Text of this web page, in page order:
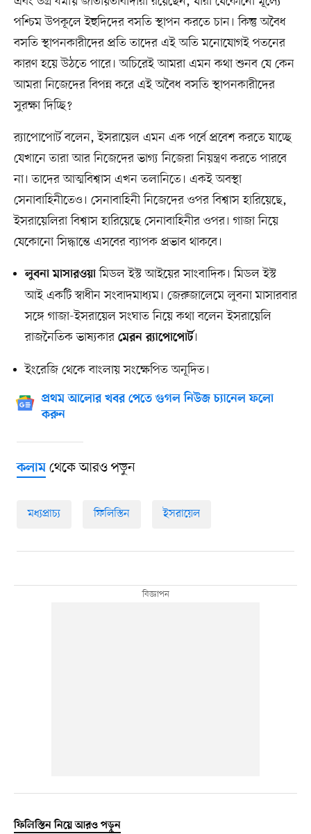
পশ্চিম উপকূলে ইহুদিদের বসতি স্থাপন করতে চান। কিন্তু অবৈধ
বসতি স্থাপনকারীদের প্রতি তাদের এই অতি মনোযোগই পতনের
কারণ হয়ে উঠতে পারে। অচিরেই আমরা এমন কথা শুনব যে কেন
আমরা নিজেদের বিপন্ন করে এই অবৈধ বসতি স্থাপনকারীদের
সুরক্ষা দিচ্ছি?
র‌্যাপোপোর্ট বলেন, ইসরায়েল এমন এক পর্বে প্রবেশ করতে যাচ্ছে
যেখানে তারা আর নিজেদের ভাগ্য নিজেরা নিয়ন্ত্রণ করতে পারবে
না। তাদের আত্মবিশ্বাস এখন তলানিতে। একই অবস্থা
সেনাবাহিনীতেও। সেনাবাহিনী নিজেদের ওপর বিশ্বাস হারিয়েছে,
ইসরায়েলিরা বিশ্বাস হারিয়েছে সেনাবাহিনীর ওপর। গাজা নিয়ে
যেকোনো সিদ্ধান্তে এসবের ব্যাপক প্রভাব থাকবে।
লুবনা মাসারওয়ামিডল ইস্ট আইয়ের সাংবাদিক। মিডল ইস্ট
আই একটি স্বাধীন সংবাদমাধ্যম। জেরুজালেমে লুবনা মাসারবার
সঙ্গে গাজা-ইসরায়েল সংঘাত নিয়ে কথা বলেন ইসরায়েলি
রাজনৈতিক ভাষ্যকার মেরন র‌্যাপোপোর্ট।
ইংরেজি থেকে বাংলায় সংক্ষেপিত অনূদিত।
প্রথম আলোর খবর পেতে গুগল নিউজ চ্যানেল ফলো
করুন
কলামথেকে আরও পড়ুন
মধ্যপ্রাচ্য ফিলিস্তিন ইসরায়েল
ফিলিস্তিন নিয়ে আরও পড়ুন